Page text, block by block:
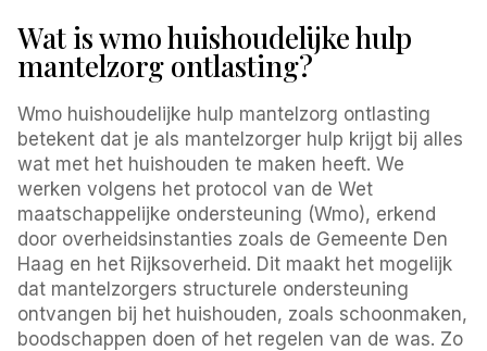
Wat is wmo huishoudelijke hulp
mantelzorg ontlasting?
Wmo huishoudelijke hulp mantelzorg ontlasting
betekent dat je als mantelzorger hulp krijgt bij alles
wat met het huishouden te maken heeft. We
werken volgens het protocol van de Wet
maatschappelijke ondersteuning (Wmo), erkend
door overheidsinstanties zoals de Gemeente Den
Haag en het Rijksoverheid. Dit maakt het mogelijk
dat mantelzorgers structurele ondersteuning
ontvangen bij het huishouden, zoals schoonmaken,
boodschappen doen of het regelen van de was. Zo